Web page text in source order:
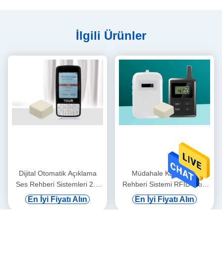
İlgili Ürünler
Dijital Otomatik Açıklama
Ses Rehberi Sistemleri 2.8
Inç Ekran
En İyi Fiyatı Alın
Müdahale Karşıtı Tur
Rehberi Sistemi RFID Akıllı
Ses Açıklaması
En İyi Fiyatı Alın